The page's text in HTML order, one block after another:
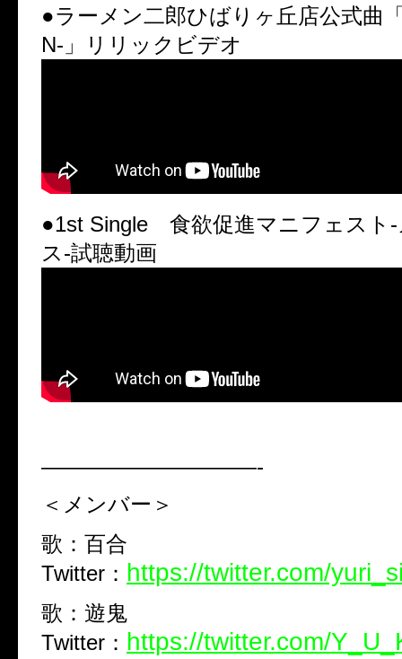
●ラーメン二郎ひばりヶ丘店公式曲
N-」リリックビデオ
●1st Single 食欲促進マニフェスト
ス-試聴動画
——————————-
＜メンバー＞
歌：百合
Twitter： https://twitter.com/
歌：遊鬼
Twitter： https://twitter.com/